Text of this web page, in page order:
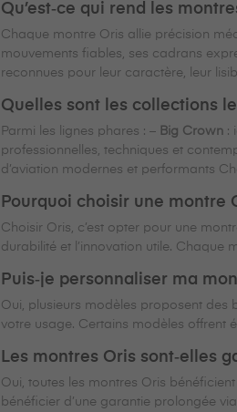
Qu’est‑ce qui rend les
Chaque montre Oris allie précision
mouvements fiables, ses cadrans
reconnues pour leur caractère, leur
Quelles sont les collections
Parmi les lignes phares : – Big Crown:
professionnelles, techniques et
d’aviation modernes et performants
Pourquoi choisir une montre
Choisir Oris, c’est opter pour une
durabilité et l’innovation utile. Chaque
Puis‑je personnaliser ma
Oui, plusieurs modèles proposent des
votre usage. Certains modèles offrent
Les montres Oris sont‑elles
Oui, toutes les montres Oris
bénéficier d’une garantie prolongée